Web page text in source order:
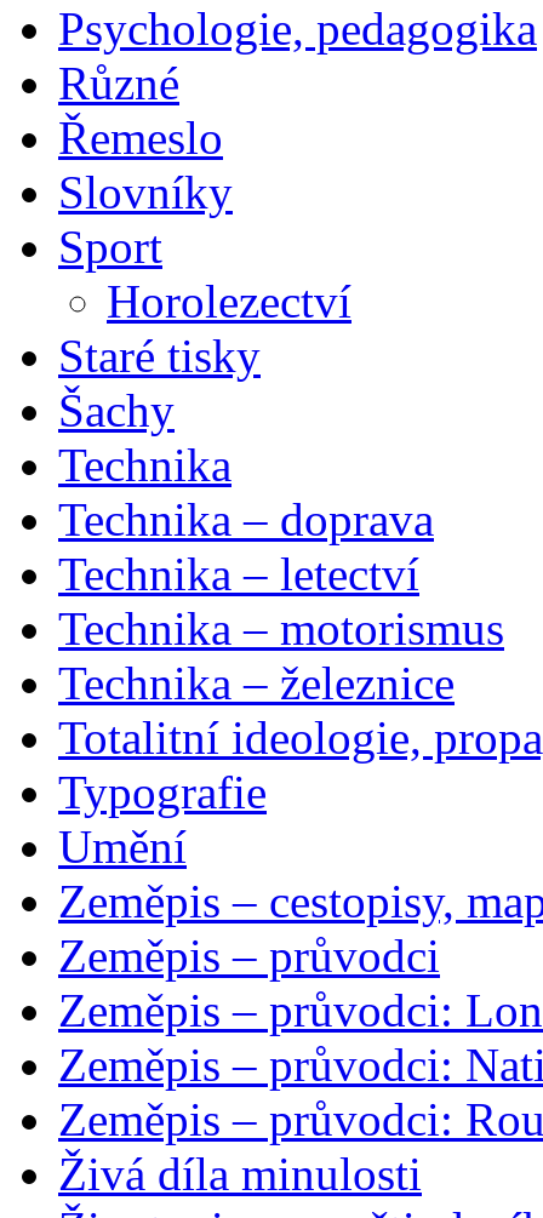
Psychologie, pedagogika
Různé
Řemeslo
Slovníky
Sport
Horolezectví
Staré tisky
Šachy
Technika
Technika – doprava
Technika – letectví
Technika – motorismus
Technika – železnice
Totalitní ideologie,
Typografie
Umění
Zeměpis – cestopisy,
Zeměpis – průvodci
Zeměpis – průvodci:
Zeměpis – průvodci:
Zeměpis – průvodci:
Živá díla minulosti